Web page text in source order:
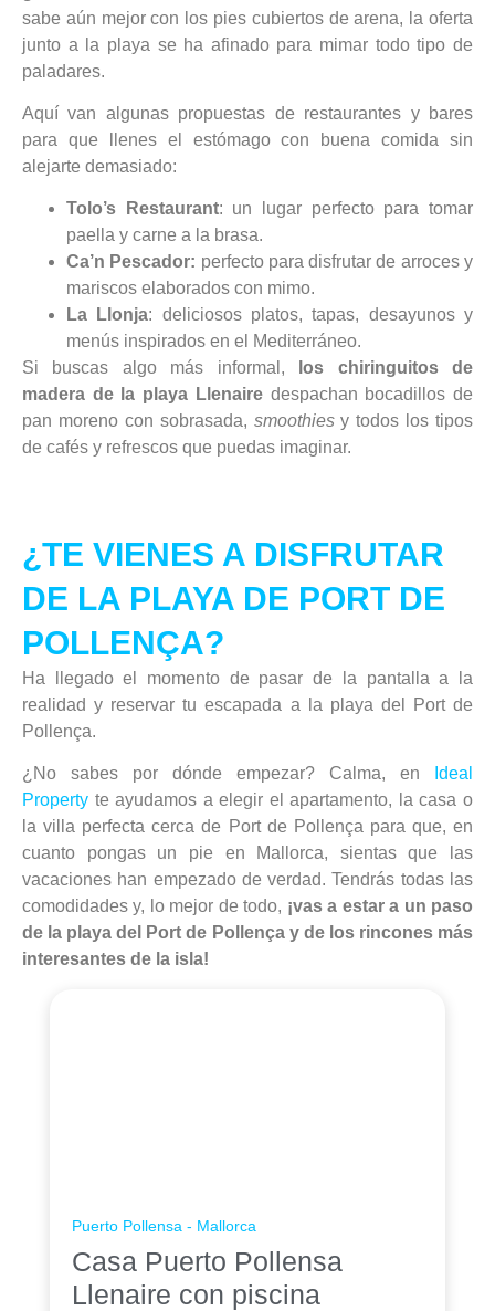
sabe aún mejor con los pies cubiertos de arena, la oferta
junto a la playa se ha afinado para mimar todo tipo de
paladares.
Aquí van algunas propuestas de restaurantes y bares
para que llenes el estómago con buena comida sin
alejarte demasiado:
Tolo’s Restaurant: un lugar perfecto para tomar
paella y carne a la brasa.
Ca’n Pescador: perfecto para disfrutar de arroces y
mariscos elaborados con mimo.
La Llonja: deliciosos platos, tapas, desayunos y
menús inspirados en el Mediterráneo.
Si buscas algo más informal,
los chiringuitos de
madera de la playa Llenairedespachan bocadillos de
pan moreno con sobrasada, smoothiesy todos los tipos
de cafés y refrescos que puedas imaginar.
¿TE VIENES A DISFRUTAR
DE LA PLAYA DE PORT DE
POLLENÇA?
Ha llegado el momento de pasar de la pantalla a la
realidad y reservar tu escapada a la playa del Port de
Pollença.
¿No sabes por dónde empezar? Calma, en
Ideal
Property te ayudamos a elegir el apartamento, la casa o
la villa perfecta cerca de Port de Pollença para que, en
cuanto pongas un pie en Mallorca, sientas que las
vacaciones han empezado de verdad. Tendrás todas las
comodidades y, lo mejor de todo, ¡vas a estar a un paso
de la playa del Port de Pollença y de los rincones más
interesantes de la isla!
Puerto Pollensa - Mallorca
Casa Puerto Pollensa
Llenaire con piscina